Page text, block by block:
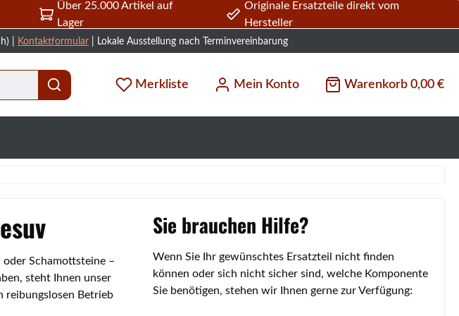
Über 25.000 Artikel auf
Lager
Originale Ersatzteile direkt vom
Hersteller
| Kontaktformular | Lokale Ausstellung nach Terminvereinbarung
Merkliste Mein Konto Warenkorb 0,00 €
Schamottsteine –
steht Ihnen unser
reibungslosen Betrieb
Sie brauchen Hilfe?
Wenn Sie Ihr gewünschtes Ersatzteil nicht finden
können oder sich nicht sicher sind, welche Komponente
Sie benötigen, stehen wir Ihnen gerne zur Verfügung: